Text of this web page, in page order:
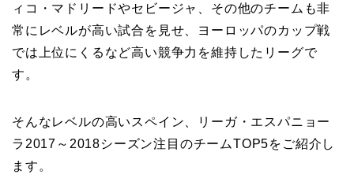
ィコ・マドリードやセビージャ、その他のチームも非
常にレベルが高い試合を見せ、ヨーロッパのカップ戦
では上位にくるなど高い競争力を維持したリーグで
す。
そんなレベルの高いスペイン、リーガ・エスパニョー
ラ2017～2018シーズン注目のチームTOP5をご紹介し
ます。